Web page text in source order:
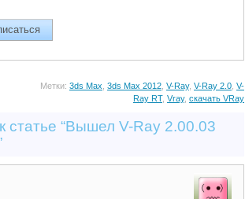
Метки: 3ds Max 3ds Max 2012 V-Ray, V-Ray 2.0 V-
Ray RT, Vray, скачать VRay
статье “Вышел V-Ray 2.00.03